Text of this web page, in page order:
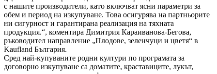
с нашите производители, като включват ясни параметри за
обем и период на изкупуване. Това осигурява на партньорите
ни сигурност и гарантирана реализация на тяхната
продукция.“, коментира Димитрия Караиванова-Бегова,
ръководител направление „Плодове, зеленчуци и цветя“ в
Kaufland България.
Сред най-купуваните родни култури по програмата за
договорно изкупуване са доматите, краставиците, лукът,